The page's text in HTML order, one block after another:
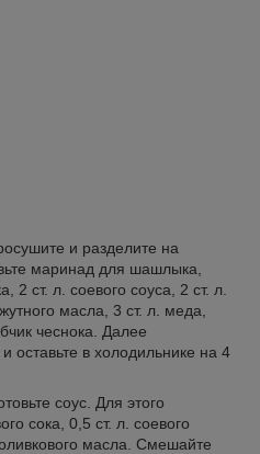
и разделите на
маринад для шашлыка,
2 ст. л. соевого соуса, 2 ст. л.
масла, 3 ст. л. меда,
чеснока. Далее
оставьте в холодильнике на 4
соус. Для этого
сока, 0,5 ст. л. соевого
масла. Смешайте